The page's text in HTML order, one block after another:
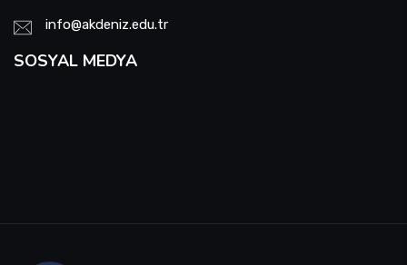
info@akdeniz.edu.tr
SOSYAL MEDYA